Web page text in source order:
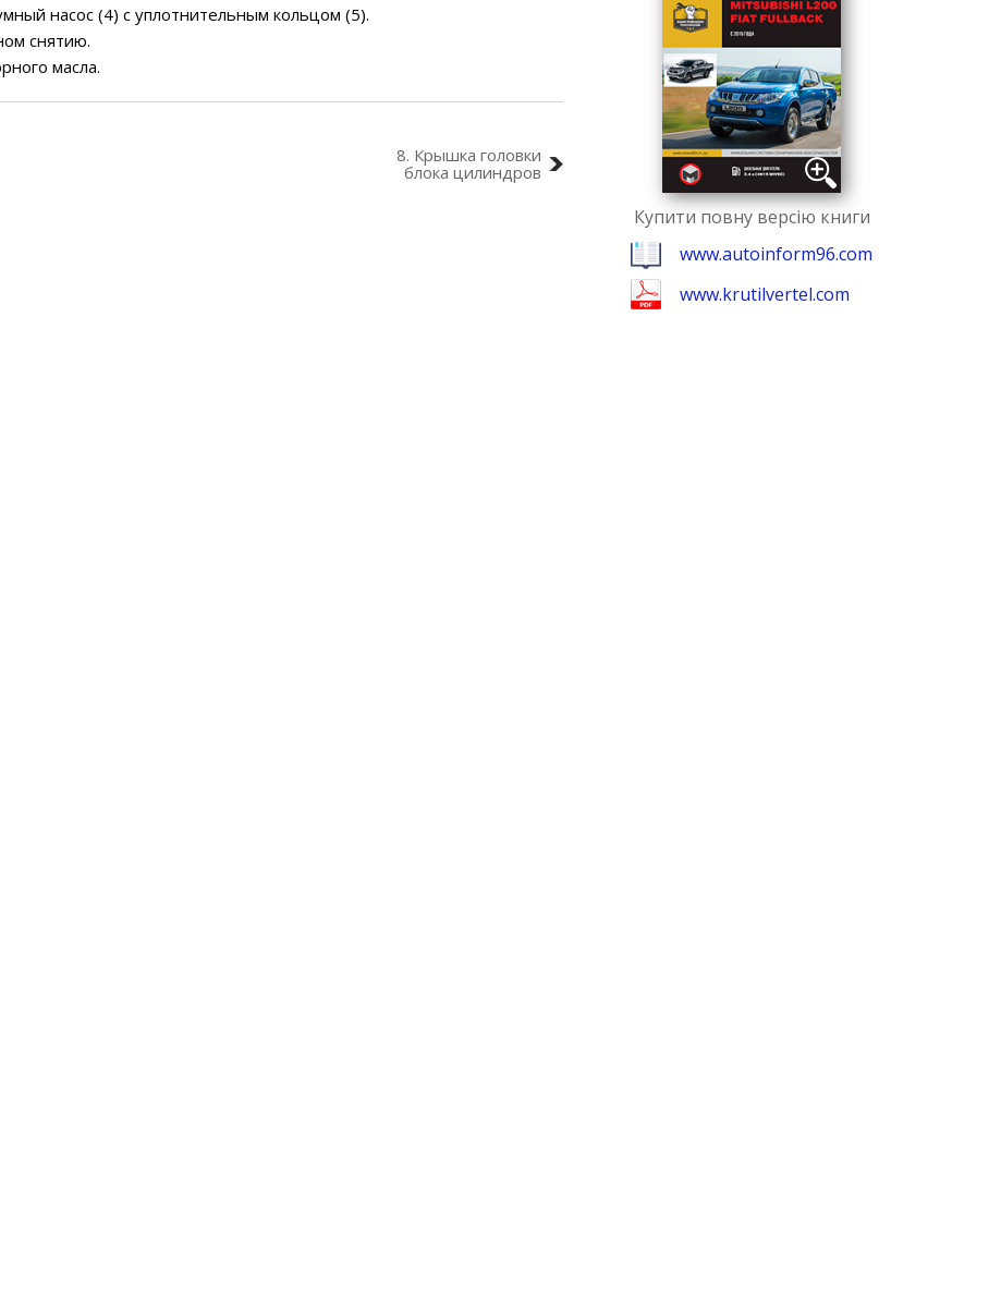
Купити повну версію книги
www.autoinform96.com
www.krutilvertel.com
насос (4) с уплотнительным кольцом (5).
снятию.
масла.
8. Крышка головки
блока цилиндров